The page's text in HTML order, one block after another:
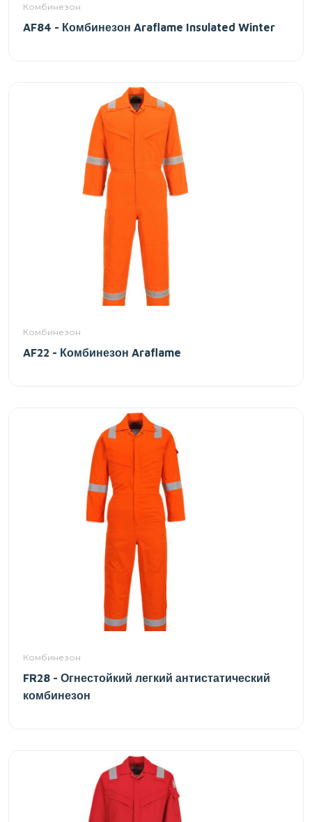
Комбинезон
AF84 - Комбинезон Araflame Insulated Winter
Комбинезон
AF22 - Комбинезон Araflame
Комбинезон
FR28 - Огнестойкий легкий антистатический
комбинезон